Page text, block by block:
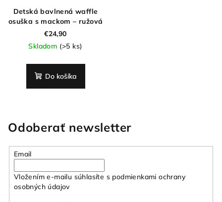
Detská bavlnená waffle
osuška s mackom – ružová
€24,90
Skladom (>5 ks)
Do košíka
Odoberať newsletter
Email
Vložením e-mailu súhlasíte s podmienkami ochrany
osobných údajov